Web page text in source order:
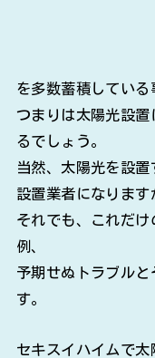
を多数蓄積している
つまりは太陽光設置
るでしょう。
当然、太陽光を設
設置業者になります
それでも、これだ
例、
予期せぬトラブル
す。
セキスイハイムで